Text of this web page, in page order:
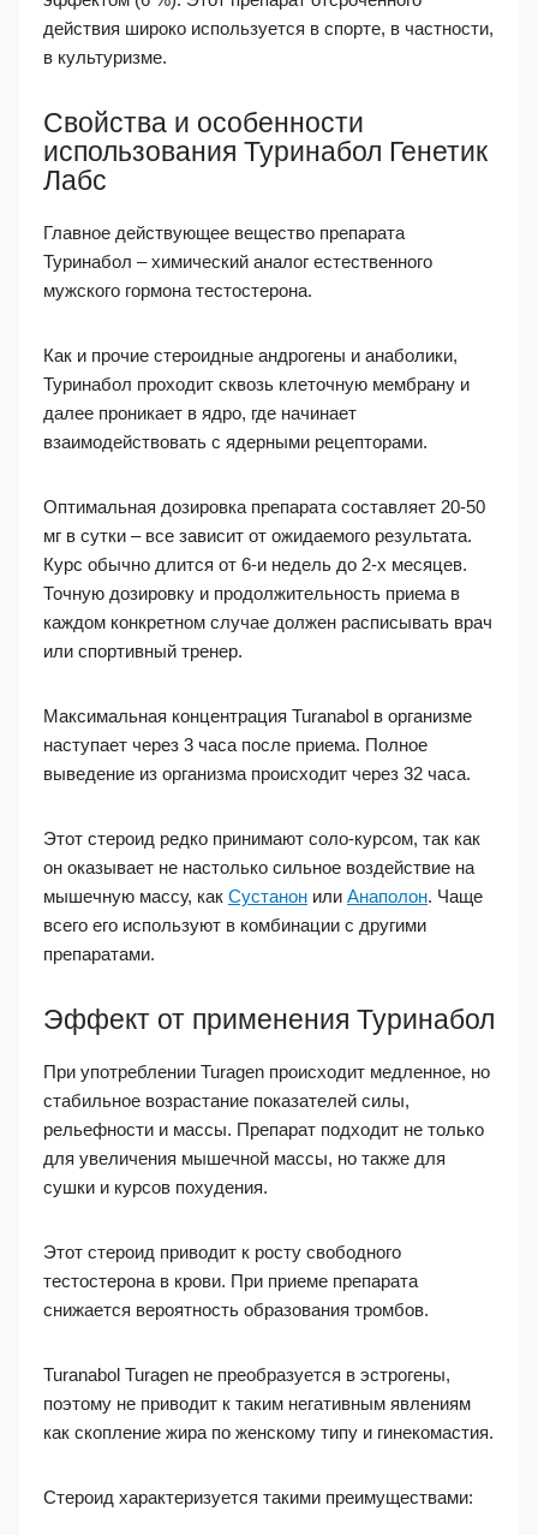
действия широко используется в спорте, в частности,
в культуризме.
Свойства и особенности
использования Туринабол Генетик
Лабс
Главное действующее вещество препарата
Туринабол – химический аналог естественного
мужского гормона тестостерона.
Как и прочие стероидные андрогены и анаболики,
Туринабол проходит сквозь клеточную мембрану и
далее проникает в ядро, где начинает
взаимодействовать с ядерными рецепторами.
Оптимальная дозировка препарата составляет 20-50
мг в сутки – все зависит от ожидаемого результата.
Курс обычно длится от 6-и недель до 2-х месяцев.
Точную дозировку и продолжительность приема в
каждом конкретном случае должен расписывать врач
или спортивный тренер.
Максимальная концентрация Turanabol в организме
наступает через 3 часа после приема. Полное
выведение из организма происходит через 32 часа.
Этот стероид редко принимают соло-курсом, так как
он оказывает не настолько сильное воздействие на
мышечную массу, как Сустанон или Анаполон. Чаще
всего его используют в комбинации с другими
препаратами.
Эффект от применения Туринабол
При употреблении Turagen происходит медленное, но
стабильное возрастание показателей силы,
рельефности и массы. Препарат подходит не только
для увеличения мышечной массы, но также для
сушки и курсов похудения.
Этот стероид приводит к росту свободного
тестостерона в крови. При приеме препарата
снижается вероятность образования тромбов.
Turanabol Turagen не преобразуется в эстрогены,
поэтому не приводит к таким негативным явлениям
как скопление жира по женскому типу и гинекомастия.
Стероид характеризуется такими преимуществами: